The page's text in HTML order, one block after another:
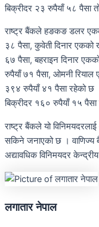
बिक्रीदर २३ रुपैयाँ ५८ पैसा
राष्ट्र बैंकले हङकङ डलर
३८ पैसा, कुवेती दिनार
६७ पैसा, बहराइन दिनार
रुपैयाँ ७१ पैसा, ओमनी रियाल
३९४ रुपैयाँ ४१ पैसा रहेको छ
बिक्रीदर १६० रुपैयाँ १५
राष्ट्र बैंकले यो
सकिने जनाएको छ ।
अद्यावधिक विनिमयदर
लगातार नेपाल